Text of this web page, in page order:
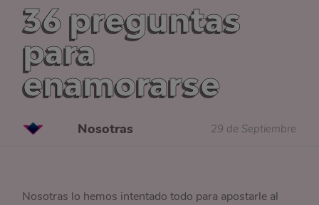
36 preguntas
para
enamorarse
Nosotras 29 de Septiembre
Nosotras lo hemos intentado todo para apostarle al